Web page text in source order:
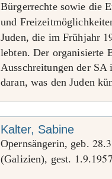
Bürgerrechte sowie die
und
Juden, die im Frühjahr
lebten. Der organisierte
Ausschreitungen der
daran, was den Juden
Kalter, Sabine
Opernsängerin, geb. 28.3
(Galizien), gest. 1.9.